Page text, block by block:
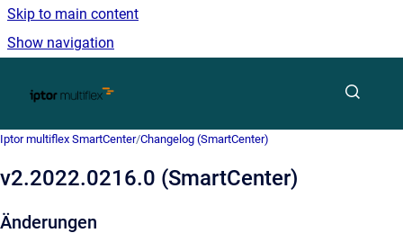
Skip to main content
Show navigation
Iptor multiflex SmartCenter/Changelog (SmartCenter)
v2.2022.0216.0 (SmartCenter)
Änderungen